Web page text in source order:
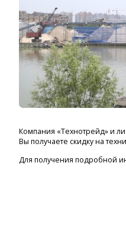
Компания «Технотрейд» и
Вы получаете скидку на
Для получения подробной